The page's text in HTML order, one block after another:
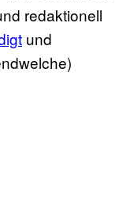
redaktionell
und